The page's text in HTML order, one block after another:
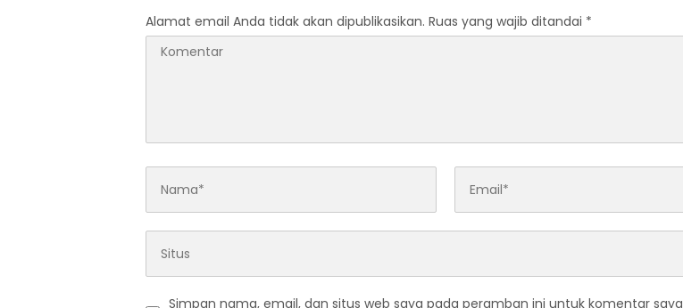
Alamat email Anda tidak akan dipublikasikan. Ruas yang wajib ditandai *
Simpan nama, email, dan situs web saya pada peramban ini untuk komentar saya